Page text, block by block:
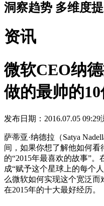
洞察趋势 多维度
资讯
微软CEO纳
做的最帅的
发布日期：2016.07.05 09:29
萨蒂亚·纳德拉（Satya
间，如果你想了解他如何
的“2015年最喜欢的故事”
成“赋予这个星球上的每个
么微软如何实现这个宽泛
在2015年的十大最好经历。